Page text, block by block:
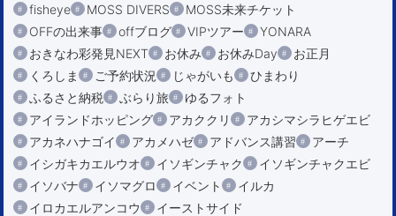
fisheye
MOSS DIVERS
MOSS未来チケット
OFFの出来事
offブログ VIPツアー
YONARA
おきなわ彩発見NEXT
お休み お休みDay
お正月
くろしま
ご予約状況 じゃがいも
ひまわり
ふるさと納税
ぶらり旅
ゆるフォト
アイランドホッピング
アカククリ
アカシマシラヒゲエビ
アカネハナゴイ
アカメハゼ アドバンス講習
アーチ
イシガキカエルウオ
イソギンチャク
イソギンチャクエビ
イソバナ
イソマグロ イベント
イルカ
イロカエルアンコウ
イーストサイド